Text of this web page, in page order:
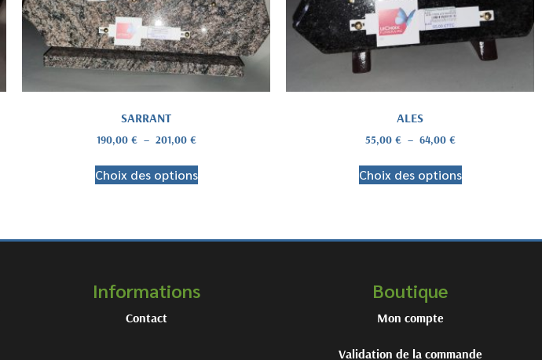
SARRANT
190,00 € – 201,00 €
Choix des options
ALES
55,00 € – 64,00 €
Choix des options
Informations
Contact
Boutique
Mon compte
Validation de la commande